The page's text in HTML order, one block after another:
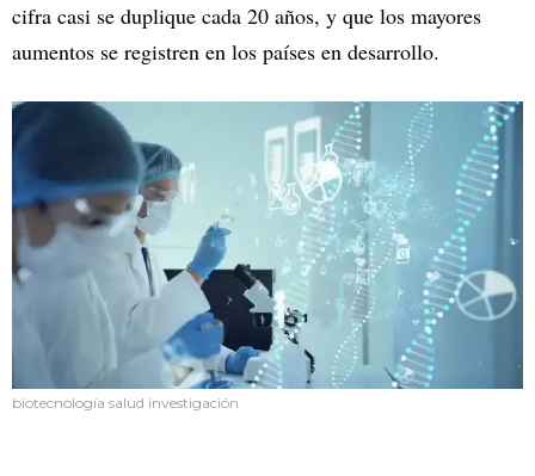
cifra casi se duplique cada 20 años, y que los mayores
aumentos se registren en los países en desarrollo.
biotecnología salud investigación